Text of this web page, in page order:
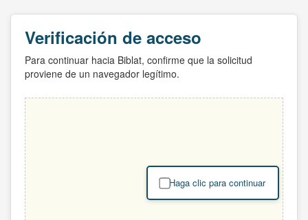
Verificación de acceso
Para continuar hacia Biblat, confirme que la solicitud
proviene de un navegador legítimo.
Haga clic para continuar